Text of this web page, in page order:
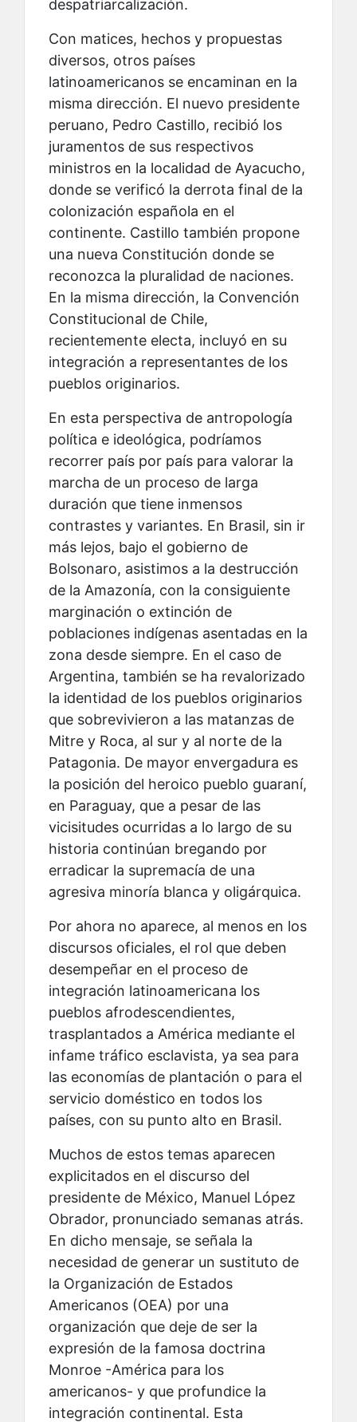
despatriarcalización.
Con matices, hechos y propuestas
diversos, otros países
latinoamericanos se encaminan en la
misma dirección. El nuevo presidente
peruano, Pedro Castillo, recibió los
juramentos de sus respectivos
ministros en la localidad de Ayacucho,
donde se verificó la derrota final de la
colonización española en el
continente. Castillo también propone
una nueva Constitución donde se
reconozca la pluralidad de naciones.
En la misma dirección, la Convención
Constitucional de Chile,
recientemente electa, incluyó en su
integración a representantes de los
pueblos originarios.
En esta perspectiva de antropología
política e ideológica, podríamos
recorrer país por país para valorar la
marcha de un proceso de larga
duración que tiene inmensos
contrastes y variantes. En Brasil, sin ir
más lejos, bajo el gobierno de
Bolsonaro, asistimos a la destrucción
de la Amazonía, con la consiguiente
marginación o extinción de
poblaciones indígenas asentadas en la
zona desde siempre. En el caso de
Argentina, también se ha revalorizado
la identidad de los pueblos originarios
que sobrevivieron a las matanzas de
Mitre y Roca, al sur y al norte de la
Patagonia. De mayor envergadura es
la posición del heroico pueblo guaraní,
en Paraguay, que a pesar de las
vicisitudes ocurridas a lo largo de su
historia continúan bregando por
erradicar la supremacía de una
agresiva minoría blanca y oligárquica.
Por ahora no aparece, al menos en los
discursos oficiales, el rol que deben
desempeñar en el proceso de
integración latinoamericana los
pueblos afrodescendientes,
trasplantados a América mediante el
infame tráfico esclavista, ya sea para
las economías de plantación o para el
servicio doméstico en todos los
países, con su punto alto en Brasil.
Muchos de estos temas aparecen
explicitados en el discurso del
presidente de México, Manuel López
Obrador, pronunciado semanas atrás.
En dicho mensaje, se señala la
necesidad de generar un sustituto de
la Organización de Estados
Americanos (OEA) por una
organización que deje de ser la
expresión de la famosa doctrina
Monroe -América para los
americanos- y que profundice la
integración continental. Esta